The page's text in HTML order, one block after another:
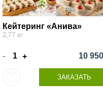
Кейтеринг «Анива»
2,77 кг
- + 10
ЗАКАЗАТЬ